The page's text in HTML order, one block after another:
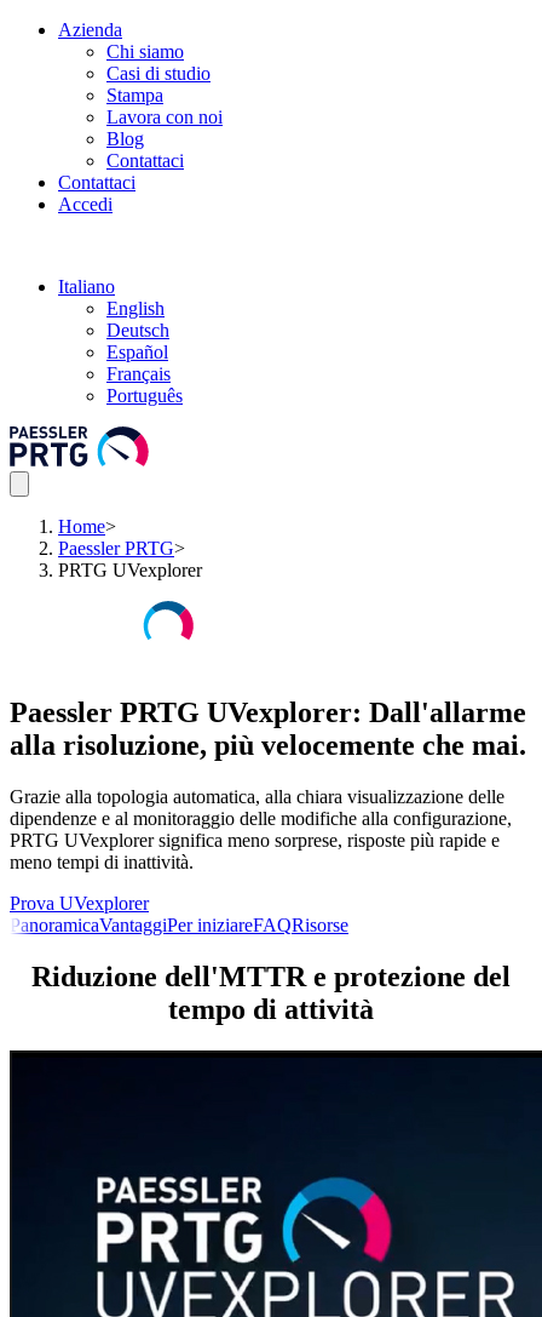
Azienda
Chi siamo
Casi di studio
Stampa
Lavora con noi
Blog
Contattaci
Contattaci
Accedi
Italiano
English
Deutsch
Español
Français
Português
Home>
Paessler PRTG>
PRTG UVexplorer
Paessler PRTG UVexplorer: Dall'allarme
alla risoluzione, più velocemente che mai.
Grazie alla topologia automatica, alla chiara visualizzazione delle
dipendenze e al monitoraggio delle modifiche alla configurazione,
PRTG UVexplorer significa meno sorprese, risposte più rapide e
meno tempi di inattività.
Prova UVexplorer
PanoramicaVantaggiPer iniziareFAQRisorse
Riduzione dell'MTTR e protezione del
tempo di attività